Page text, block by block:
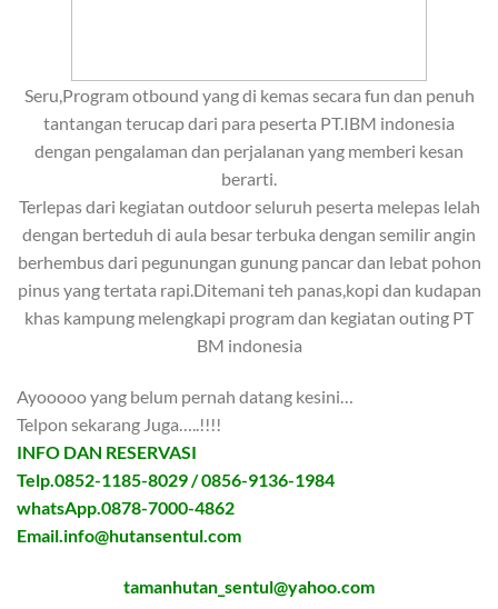
Seru,Program otbound yang di kemas secara fun dan penuh
tantangan terucap dari para peserta PT.IBM indonesia
dengan pengalaman dan perjalanan yang memberi kesan
berarti.
Terlepas dari kegiatan outdoor seluruh peserta melepas lelah
dengan berteduh di aula besar terbuka dengan semilir angin
berhembus dari pegunungan gunung pancar dan lebat pohon
pinus yang tertata rapi.Ditemani teh panas,kopi dan kudapan
khas kampung melengkapi program dan kegiatan outing PT
BM indonesia
Ayooooo yang belum pernah datang kesini…
Telpon sekarang Juga…..!!!!
INFO DAN RESERVASI
Telp.0852-1185-8029 / 0856-9136-1984
whatsApp.0878-7000-4862
Email.info@hutansentul.com
tamanhutan_sentul@yahoo.com